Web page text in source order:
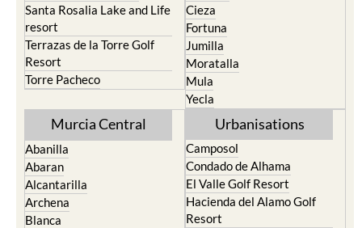
Santa Rosalia Lake and Life
resort
Terrazas de la Torre Golf
Resort
Torre Pacheco
Cieza
Fortuna
Jumilla
Moratalla
Mula
Yecla
Murcia Central
Abanilla
Abaran
Alcantarilla
Archena
Blanca
Urbanisations
Camposol
Condado de Alhama
El Valle Golf Resort
Hacienda del Alamo Golf
Resort